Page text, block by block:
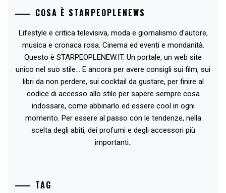
COSA È STARPEOPLENEWS
Lifestyle e critica televisiva, moda e giornalismo d'autore,
musica e cronaca rosa. Cinema ed eventi e mondanità.
Questo è STARPEOPLENEW.IT. Un portale, un web site
unico nel suo stile... E ancora per avere consigli sui film, sui
libri da non perdere, sui cocktail da gustare, per finire al
codice di accesso allo stile per sapere sempre cosa
indossare, come abbinarlo ed essere cool in ogni
momento. Per essere al passo con le tendenze, nella
scelta degli abiti, dei profumi e degli accessori più
importanti..
TAG